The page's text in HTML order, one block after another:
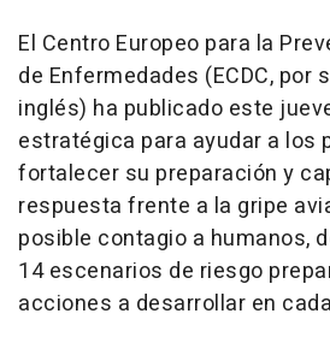
El Centro Europeo para la
de Enfermedades (ECDC, por
inglés) ha publicado este
estratégica para ayudar a los
fortalecer su preparación y
respuesta frente a la gripe
posible contagio a humanos,
14 escenarios de riesgo
acciones a desarrollar en